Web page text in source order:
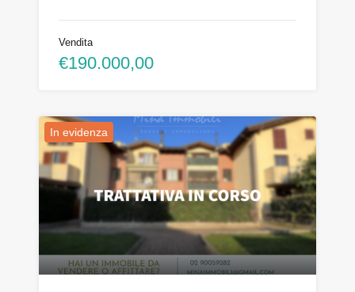
Vendita
€190.000,00
In evidenza